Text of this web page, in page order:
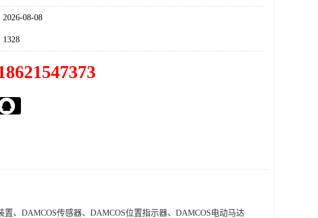
2026-08-08
1328
、DAMCOS传感器、DAMCOS位置指示器、DAMCOS电动马达